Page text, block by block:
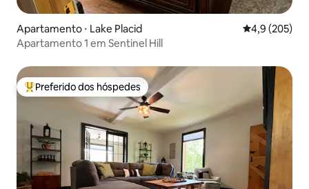
Apartamento ⋅ Lake Placid 4,9 de uma
4,9 (205)
Apartamento 1 em Sentinel Hill
Entre os melhores preferidos dos hóspedes
Preferido dos hóspedes